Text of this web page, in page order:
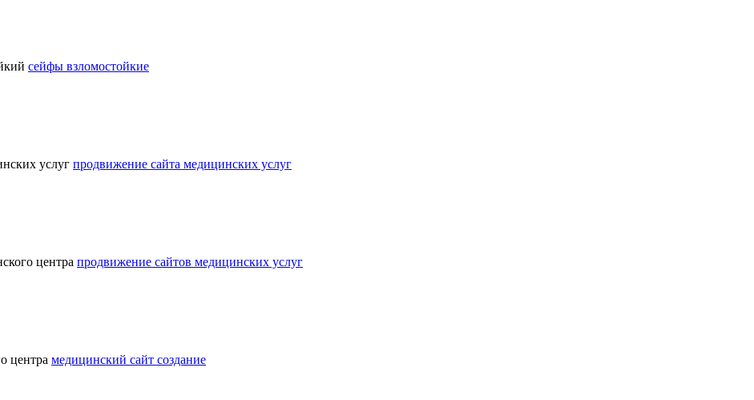
сейфы взломостойкие
услуг продвижение сайта медицинских услуг
центра продвижение сайтов медицинских услуг
центра медицинский сайт создание